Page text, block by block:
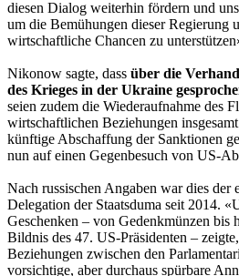
diesen Dialog weiterhin fördern und
um die Bemühungen dieser Regierung
wirtschaftliche Chancen zu
Nikonow sagte, dass über die
des Krieges in der Ukraine
seien zudem die Wiederaufnahme des
wirtschaftlichen Beziehungen
künftige Abschaffung der Sanktionen
nun auf einen Gegenbesuch von US-
Nach russischen Angaben war dies der
Delegation der Staatsduma seit 2014.
Geschenken – von Gedenkmünzen bis
Bildnis des 47. US-Präsidenten –
Beziehungen zwischen den
vorsichtige, aber durchaus spürbare